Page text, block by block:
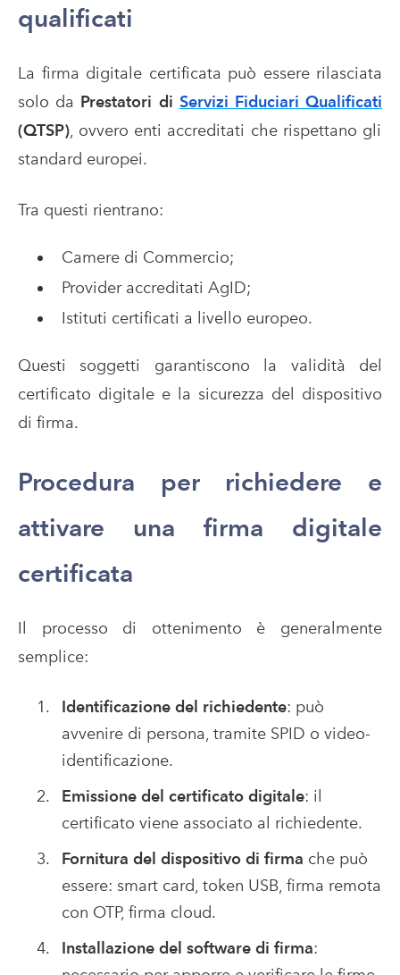
qualificati
La firma digitale certificata può essere rilasciata
solo da Prestatori di Servizi Fiduciari Qualificati
(QTSP) , ovvero enti accreditati che rispettano gli
standard europei.
Tra questi rientrano:
Camere di Commercio;
Provider accreditati AgID;
Istituti certificati a livello europeo.
Questi soggetti garantiscono la validità del
certificato digitale e la sicurezza del dispositivo
di firma.
Procedura per richiedere e
attivare una firma digitale
certificata
Il processo di ottenimento è generalmente
semplice:
Identificazione del richiedente: può
avvenire di persona, tramite SPID o video-
identificazione.
Emissione del certificato digitale: il
certificato viene associato al richiedente.
Fornitura del dispositivo di firma che può
essere: smart card, token USB, firma remota
con OTP, firma cloud.
Installazione del software di firma: